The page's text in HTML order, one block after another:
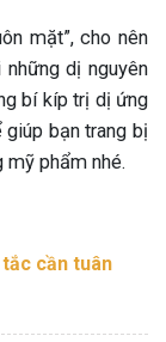
mặt”, cho nên
dị nguyên
bí kíp trị dị ứng
bạn trang bị
mỹ phẩm nhé.
cần tuân